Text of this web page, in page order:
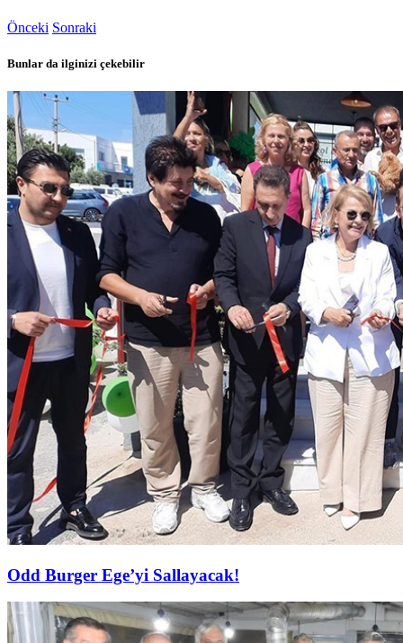
Önceki Sonraki
Bunlar da ilginizi çekebilir
Odd Burger Ege’yi Sallayacak!